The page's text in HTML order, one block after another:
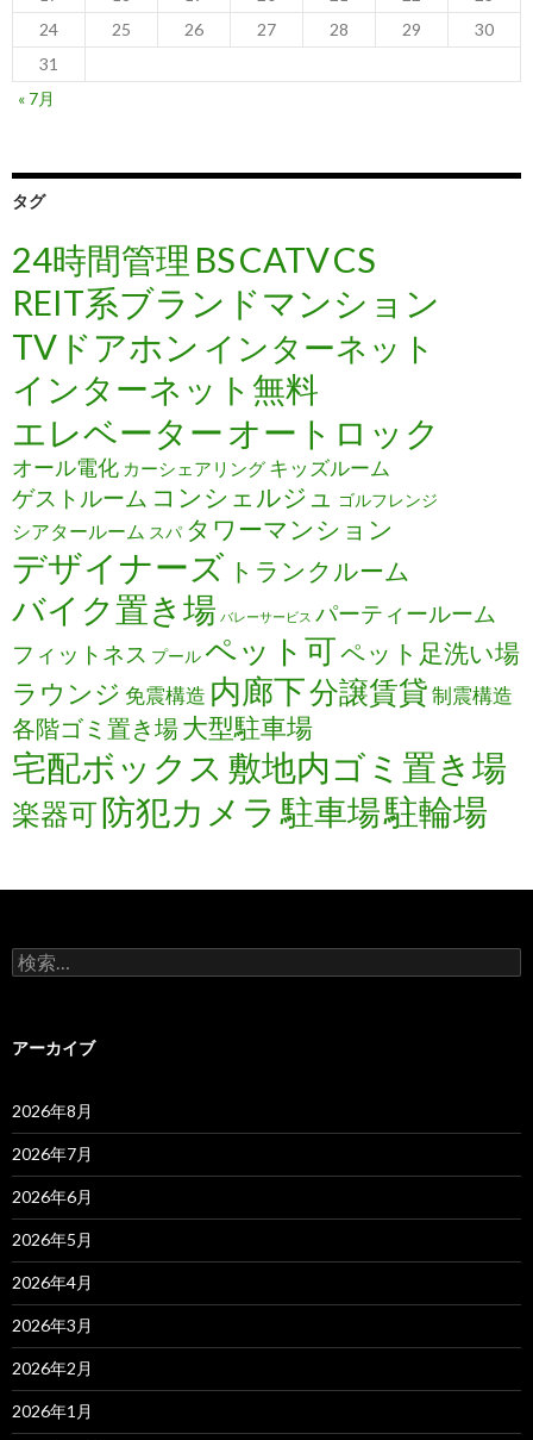
24
25 26 27 28 29
30
31
« 7月
タグ
24時間管理 BSCATVCS
REIT系ブランドマンション
TVドアホン インターネット
インターネット無料
エレベーター オートロック
オール電化 カーシェアリング キッズルーム
ゲストルーム コンシェルジュ ゴルフレンジ
シアタールーム スパ タワーマンション
デザイナーズ トランクルーム
バイク置き場 バレーサービス パーティールーム
フィットネス プールペット可ペット足洗い場
ラウンジ 免震構造 内廊下分譲賃貸制震構造
各階ゴミ置き場大型駐車場
宅配ボックス 敷地内ゴミ置き場
楽器可防犯カメラ 駐車場駐輪場
検
索:
アーカイブ
2026年8月
2026年7月
2026年6月
2026年5月
2026年4月
2026年3月
2026年2月
2026年1月